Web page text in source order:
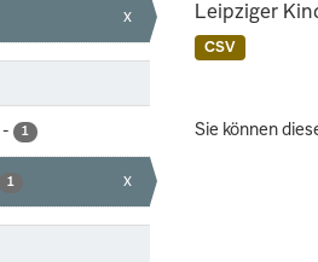
x
- 1
1 x
Leipziger
CSV
Sie können